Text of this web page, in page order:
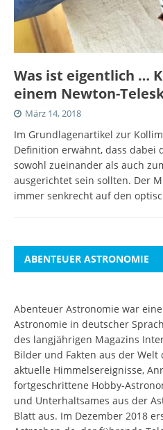
Was ist eigentlich …
einem Newton-
März 14, 2018
Im Grundlagenartikel zur
Definition erwähnt, dass dabei
sowohl zueinander als auch
ausgerichtet sein sollten. Der
immer senkrecht auf den
ABENTEUER ASTRONOMIE
Abenteuer Astronomie war
Astronomie in deutscher
des langjährigen Magazins
Bilder und Fakten aus der Welt
aktuelle Himmelsereignisse,
fortgeschrittene Hobby-
und Unterhaltsames aus der
Blatt aus. Im Dezember 2018